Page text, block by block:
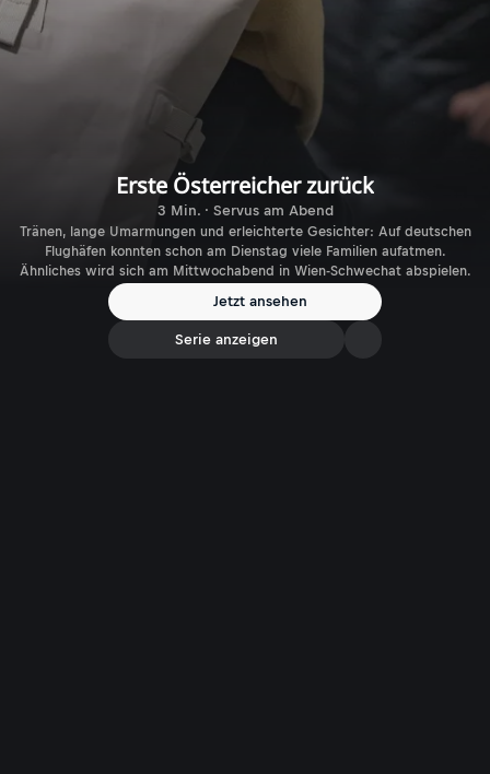
Erste Österreicher zurück
3 Min. · Servus am Abend
Tränen, lange Umarmungen und erleichterte Gesichter: Auf deutschen
Flughäfen konnten schon am Dienstag viele Familien aufatmen.
Ähnliches wird sich am Mittwochabend in Wien-Schwechat abspielen.
Jetzt ansehen
Serie anzeigen